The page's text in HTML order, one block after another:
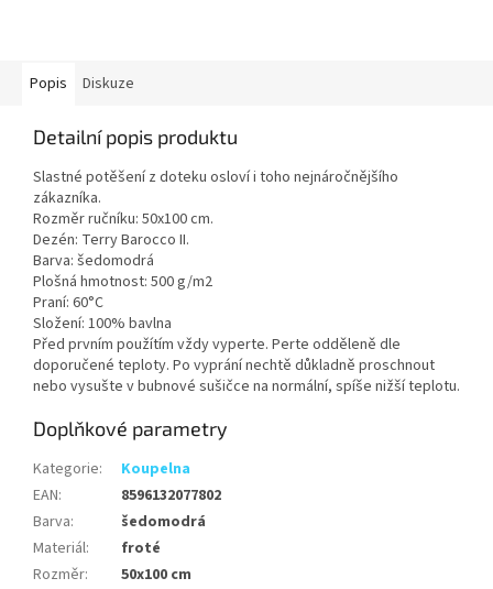
Popis Diskuze
Detailní popis produktu
Slastné potěšení z doteku osloví i toho nejnáročnějšího
zákazníka.
Rozměr ručníku: 50x100 cm.
Dezén: Terry Barocco II.
Barva: šedomodrá
Plošná hmotnost: 500 g/m2
Praní: 60°C
Složení: 100% bavlna
Před prvním použítím vždy vyperte. Perte odděleně dle
doporučené teploty. Po vyprání nechtě důkladně proschnout
nebo vysušte v bubnové sušičce na normální, spíše nižší teplotu.
Doplňkové parametry
Kategorie:
Koupelna
EAN:
8596132077802
Barva:
šedomodrá
Materiál:
froté
Rozměr:
50x100 cm